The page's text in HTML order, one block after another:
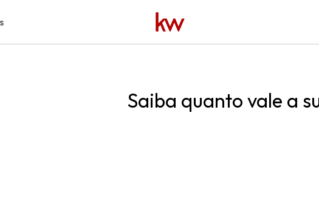
Saiba quanto vale a